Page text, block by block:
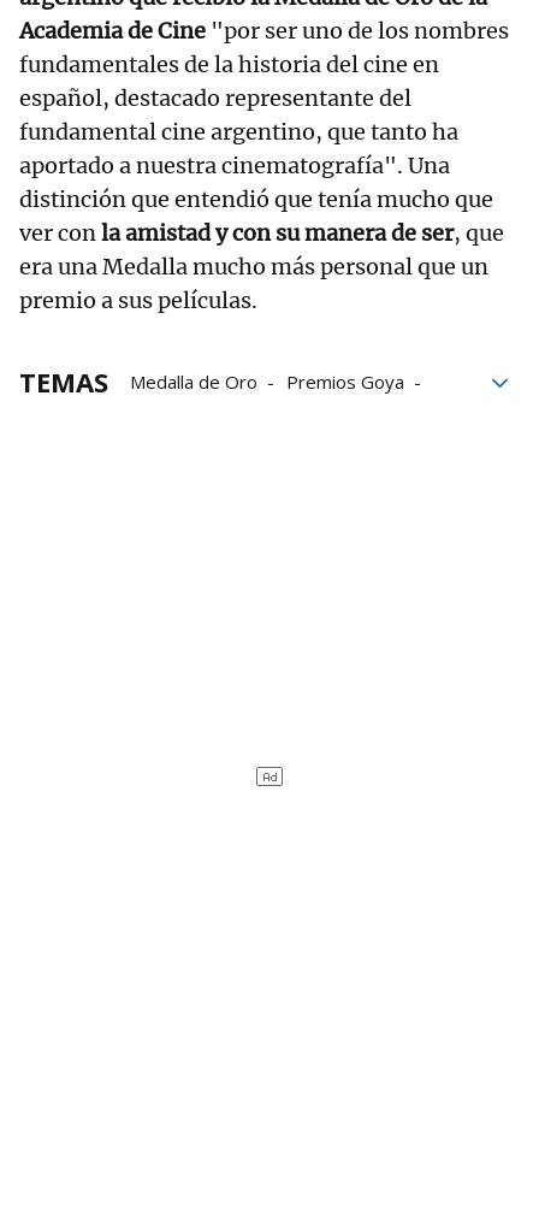
Academia de Cine "por ser uno de los nombres
fundamentales de la historia del cine en
español, destacado representante del
fundamental cine argentino, que tanto ha
aportado a nuestra cinematografía". Una
distinción que entendió que tenía mucho que
ver conla amistad y con su manera de ser, que
era una Medalla mucho más personal que un
premio a sus películas.
TEMAS Medalla de Oro
Premios Goya